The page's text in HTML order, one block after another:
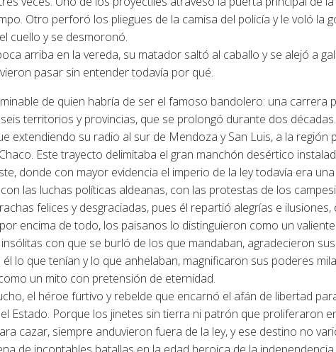
Otro perforó los pliegues de la camisa del policía y le voló la
cuello y se desmoronó.
arriba en la vereda, su matador saltó al caballo y se alejó a
pasar sin entender todavía por qué.
de quien habría de ser el famoso bandolero: una carrera
territorios y provincias, que se prolongó durante dos décadas.
extendiendo su radio al sur de Mendoza y San Luis, a la
Este trayecto delimitaba el gran manchón desértico
donde con mayor evidencia el imperio de la ley todavía era
las luchas políticas aldeanas, con las protestas de los
felices y desgraciadas, pues él repartió alegrías e
encima de todo, los paisanos lo distinguieron como un
con que se burló de los que mandaban, agradecieron
lo que tenían y lo que anhelaban, magnificaron sus poderes
un mito con pretensión de eternidad.
el héroe furtivo y rebelde que encarnó el afán de libertad
Estado. Porque los jinetes sin tierra ni patrón que proliferaron
cazar, siempre anduvieron fuera de la ley, y ese destino no